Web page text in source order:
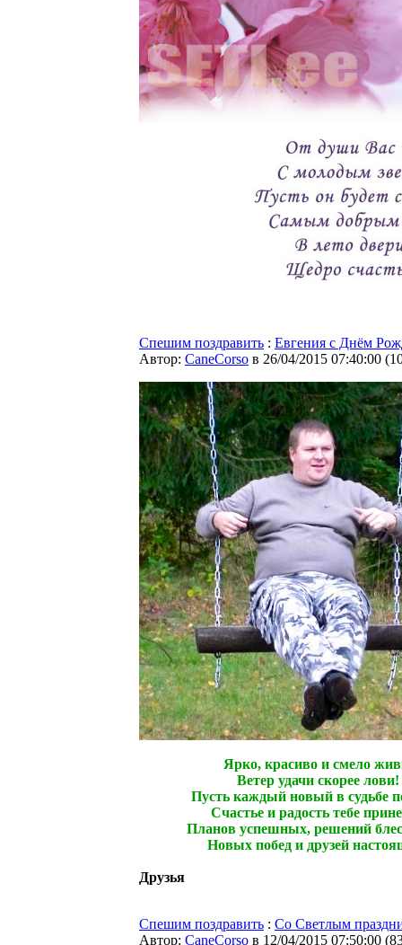
Спешим поздравить : Евгения с Днём
Автор: CaneCorso в 26/04/2015 07:40:00 (
Ярко, красиво и смело
Ветер удачи скорее лови!
Пусть каждый новый в судьбе
Счастье и радость тебе
Планов успешных, решений
Новых побед и друзей
Друзья
Спешим поздравить : Со Светлым
Автор: CaneCorso в 12/04/2015 07:50:00 (